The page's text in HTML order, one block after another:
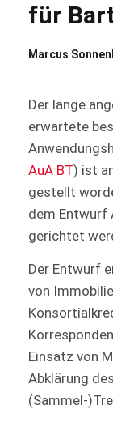
für
Marcus
Der lange
erwartete
AuA BT) ist
gestellt
dem Entwurf
gerichtet
Der Entwurf
von
Einsatz von
Abklärung
(Sammel-